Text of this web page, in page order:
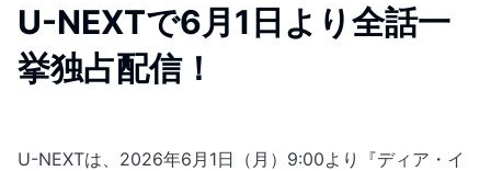
U-NEXTで6月1日より全話一
挙独占配信！
U-NEXTは、2026年6月1日（月）9:00より『ディア・イ